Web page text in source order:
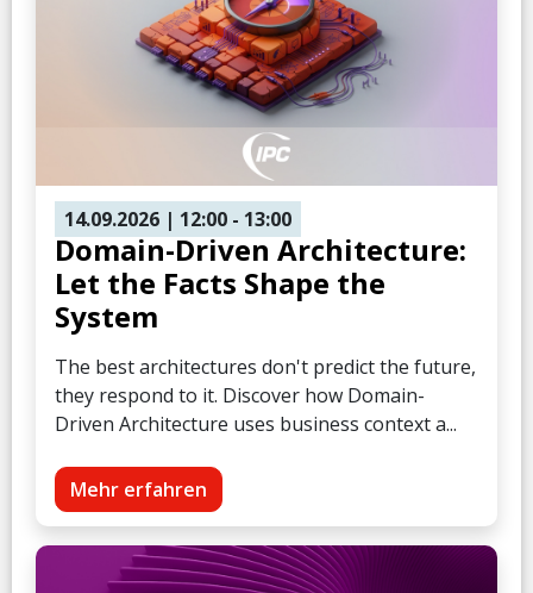
14.09.2026 | 12:00 - 13:00
Domain-Driven Architecture:
Let the Facts Shape the
System
The best architectures don't predict the future,
they respond to it. Discover how Domain-
Driven Architecture uses business context a...
Mehr erfahren